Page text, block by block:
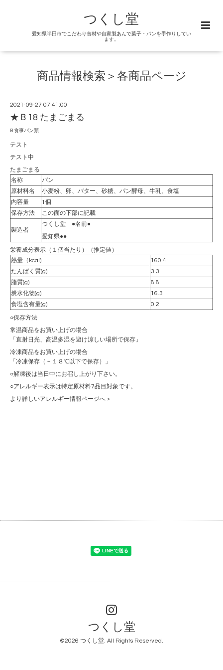
つくし堂
愛知県半田市でこだわり食材や自家製あんで菓子・パンを手作りしてい
ます。
商品情報検索＞各商品ページ
2021-09-27 07:41:00
★Ｂ18 たまごまる
B 食事パン類
テスト
テスト中
たまごまる
名称
パン
原材料名
小麦粉、卵、バター、砂糖、パン酵母、牛乳、食塩
内容量
1個
保存方法
この面の下部に記載
製造者
つくし堂 ●名前●
愛知県●●
栄養成分表示（１個当たり）（推定値）
熱量（kcal)
160.4
たんぱく質(g)
3.3
脂質(g)
8.8
炭水化物(g)
16.3
食塩含有量(g)
0.2
○保存方法
常温商品をお買い上げの場合
「直射日光、高温多湿を避け涼しい場所で保存」
冷凍商品をお買い上げの場合
「冷凍保存（－１８℃以下で保存）」
○解凍後は当日中にお召し上がり下さい。
○アレルギー表示は特定原材料7品目対象です。
より詳しいアレルギー情報ページへ＞
つくし堂
©2026 つくし堂. All Rights Reserved.